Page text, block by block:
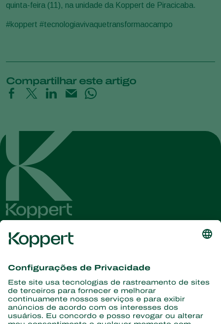
quinta-feira (11), na unidade da Koppert de Piracicaba.
#koppert #tecnologiavivaquetransformaocampo
Compartilhar este artigo
informações
Assine aqui
Parceiros com a natureza